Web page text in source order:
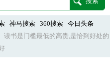
什塔，选择买下了教令院。买下了
官。还差点买下了神明。【阅读提
据小说需求私设，而且原还在更
已成功攻略■■■■，返回现实世界
对方的姓名，所以系统无法显示他
苗：啊？？ 哪位自己攻略了自
能和自己游戏里的游戏搭子拆
一军校，却发现他的目标唐恩·坎贝
。 这是上天给他垂下的一根能
诱惑着他伸出手。 ———— 生为帝国
唐恩有两个不能说的秘密。 一、她
神马搜索 360搜索
今日头条
读书是门槛最低的高贵,是恰到好处的